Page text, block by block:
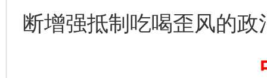
断增强抵制吃喝歪风的